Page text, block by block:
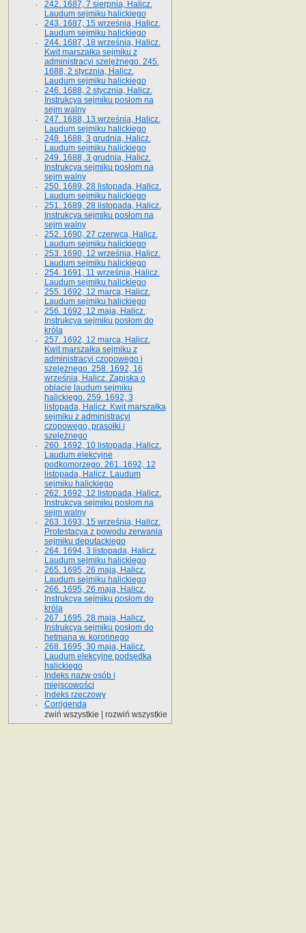
242. 1687, 7 sierpnia, Halicz.
Laudum sejmiku halickiego
243. 1687, 15 września, Halicz.
Laudum sejmiku halickiego
244. 1687, 18 września, Halicz.
Kwit marszałka sejmiku z
administracyi szelężnego. 245.
1688, 2 stycznia, Halicz.
Laudum sejmiku halickiego
246. 1688, 2 stycznia, Halicz.
Instrukcya sejmiku posłom na
sejm walny
247. 1688, 13 września, Halicz.
Laudum sejmiku halickiego
248. 1688, 3 grudnia, Halicz.
Laudum sejmiku halickiego
249. 1688, 3 grudnia, Halicz.
Instrukcya sejmiku posłom na
sejm walny
250. 1689, 28 listopada, Halicz.
Laudum sejmiku halickiego
251. 1689, 28 listopada, Halicz.
Instrukcya sejmiku posłom na
sejm walny
252. 1690, 27 czerwca, Halicz.
Laudum sejmiku halickiego
253. 1690, 12 września, Halicz.
Laudum sejmiku halickiego
254. 1691, 11 września, Halicz.
Laudum sejmiku halickiego
255. 1692, 12 marca, Halicz.
Laudum sejmiku halickiego
256. 1692, 12 maja, Halicz.
Instrukcya sejmiku posłom do
króla
257. 1692, 12 marca, Halicz.
Kwit marszałka sejmiku z
administracyi czopowego i
szelężnego. 258. 1692, 16
września, Halicz. Zapiska o
oblacie laudum sejmiku
halickiego. 259. 1692, 3
listopada, Halicz. Kwit marszałka
sejmiku z administracyi
czopowego, prasołki i
szelężnego
260. 1692, 10 listopada, Halicz.
Laudum elekcyjne
podkomorzego. 261. 1692, 12
listopada, Halicz. Laudum
sejmiku halickiego
262. 1692, 12 listopada, Halicz.
Instrukcya sejmiku posłom na
sejm walny
263. 1693, 15 września, Halicz.
Protestacya z powodu zerwania
sejmiku deputackiego
264. 1694, 3 listopada, Halicz.
Laudum sejmiku halickiego
265. 1695, 26 maja, Halicz.
Laudum sejmiku halickiego
266. 1695, 26 maja, Halicz.
Instrukcya sejmiku posłom do
króla
267. 1695, 28 maja, Halicz.
Instrukcya sejmiku posłom do
hetmana w. koronnego
268. 1695, 30 maja, Halicz.
Laudum elekcyjne podsędka
halickiego
Indeks nazw osób i
miejscowości
Indeks rzeczowy
Corrigenda
zwiń wszystkie
rozwiń wszystkie